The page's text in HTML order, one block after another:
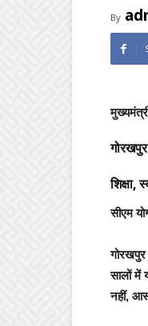
By
शिक्षा,
सीएम
गोरखपुर
सालों में
नहीं,